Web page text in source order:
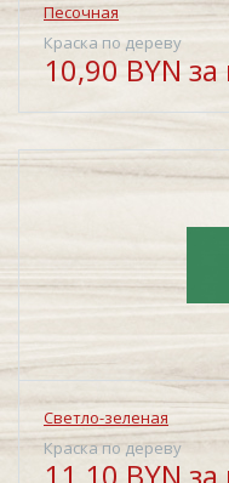
Песочная
Краска по дереву
10,90 BYN
Светло-зеленая
Краска по дереву